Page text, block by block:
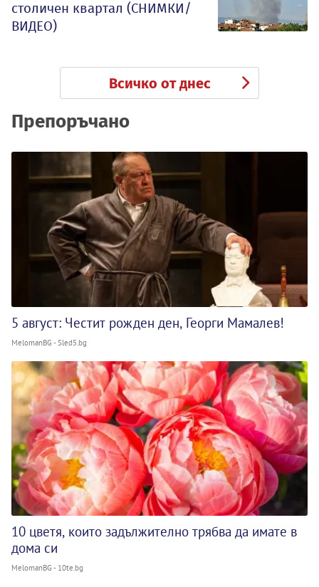
столичен квартал (СНИМКИ/
ВИДЕО)
Всичко от днес
Препоръчано
5 август: Честит рожден ден, Георги Мамалев!
MelomanBG - Sled5.bg
10 цветя, които задължително трябва да имате в
дома си
MelomanBG - 10te.bg